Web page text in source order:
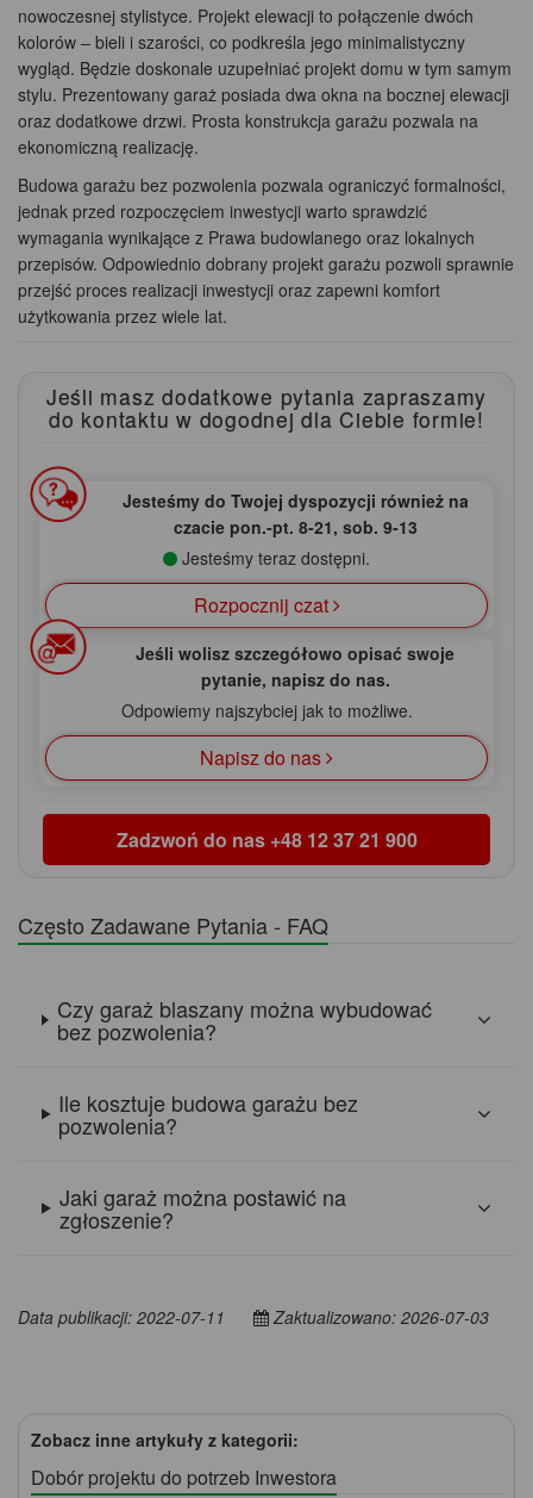
nowoczesnej stylistyce. Projekt elewacji to połączenie dwóch
kolorów – bieli i szarości, co podkreśla jego minimalistyczny
wygląd. Będzie doskonale uzupełniać projekt domu w tym samym
stylu. Prezentowany garaż posiada dwa okna na bocznej elewacji
oraz dodatkowe drzwi. Prosta konstrukcja garażu pozwala na
ekonomiczną realizację.
Budowa garażu bez pozwolenia pozwala ograniczyć formalności,
jednak przed rozpoczęciem inwestycji warto sprawdzić
wymagania wynikające z Prawa budowlanego oraz lokalnych
przepisów. Odpowiednio dobrany projekt garażu pozwoli sprawnie
przejść proces realizacji inwestycji oraz zapewni komfort
użytkowania przez wiele lat.
Jeśli masz dodatkowe pytania zapraszamy
do kontaktuw dogodnej dla Ciebie formie!
Jesteśmy do Twojej dyspozycji również na
czacie pon.‑pt. 8‑21, sob. 9‑13
Jesteśmy teraz dostępni.
Rozpocznij czat
Jeśli wolisz szczegółowo opisać swoje
pytanie, napisz do nas.
Odpowiemy najszybciej jak to możliwe.
Napisz do nas
Zadzwoń do nas +48 12 37 21 900
Często Zadawane Pytania - FAQ
Czy garaż blaszany można wybudować
bez pozwolenia?
Ile kosztuje budowa garażu bez
pozwolenia?
Jaki garaż można postawić na
zgłoszenie?
Data publikacji: 2022-07-11 Zaktualizowano: 2026-07-03
Zobacz inne artykuły z kategorii:
Dobór projektu do potrzeb Inwestora